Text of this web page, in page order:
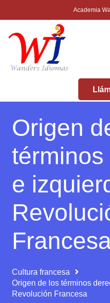
Academia
Origen
e
Cultura francesa
Origen de los términos
Revolución Francesa